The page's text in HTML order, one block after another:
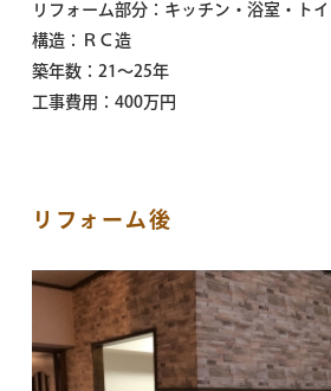
リフォーム部分：キッチン・浴室・ト
構造：ＲＣ造
築年数：21～25年
工事費用：400万円
リフォーム後